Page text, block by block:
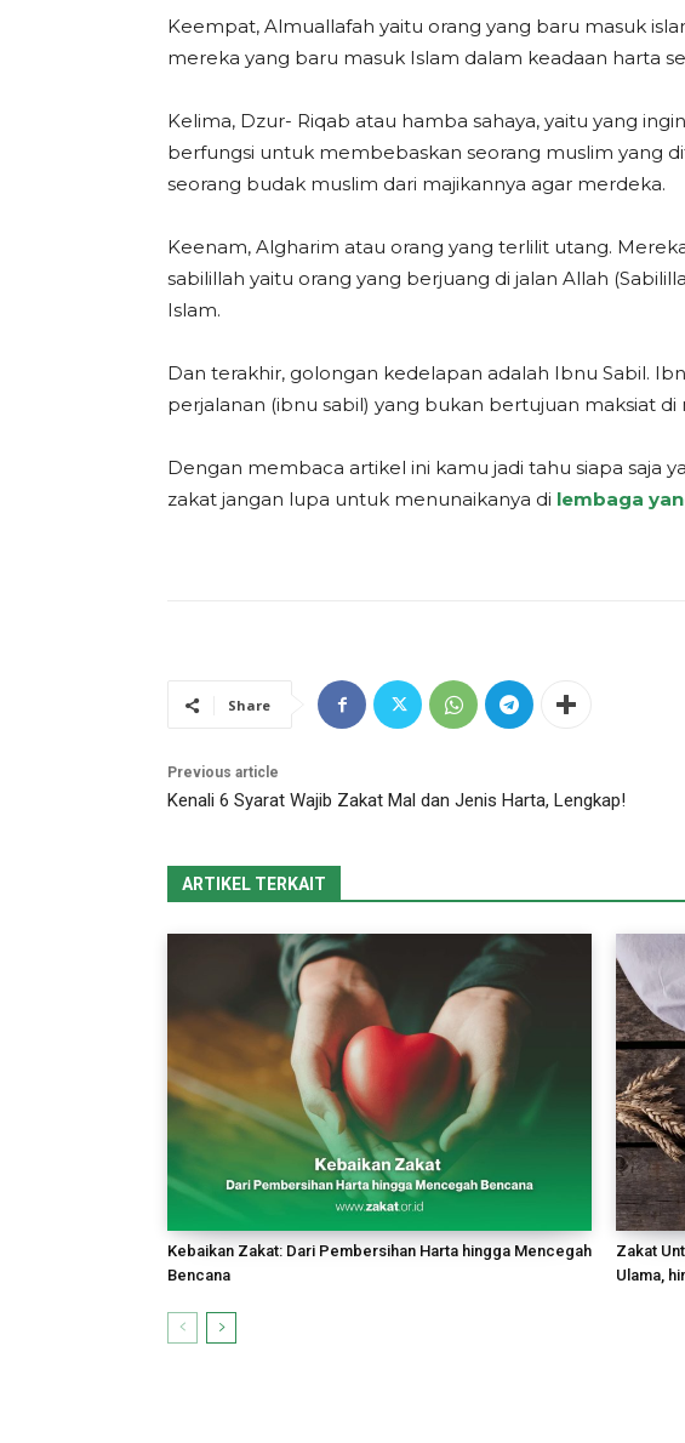
Keempat, Almuallafah yaitu orang yang baru masuk
mereka yang baru masuk Islam dalam keadaan harta
Kelima, Dzur- Riqab atau hamba sahaya, yaitu yang
berfungsi untuk membebaskan seorang muslim yang
seorang budak muslim dari majikannya agar merdeka.
Keenam, Algharim atau orang yang terlilit utang.
sabilillah yaitu orang yang berjuang di jalan Allah
Islam.
Dan terakhir, golongan kedelapan adalah Ibnu Sabil.
perjalanan (ibnu sabil) yang bukan bertujuan maksiat
Dengan membaca artikel ini kamu jadi tahu siapa saja
zakat jangan lupa untuk menunaikanya di lembaga
Share
Previous article
Kenali 6 Syarat Wajib Zakat Mal dan Jenis Harta, Lengkap!
ARTIKEL TERKAIT
Kebaikan Zakat: Dari Pembersihan Harta hingga Mencegah
Bencana
Zakat
Ulama,